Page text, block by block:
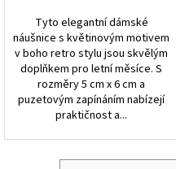
Tyto elegantní dámské
náušnice s květinovým motivem
v boho retro stylu jsou skvělým
doplňkem pro letní měsíce. S
rozměry 5 cm x 6 cm a
puzetovým zapínáním nabízejí
praktičnost a...